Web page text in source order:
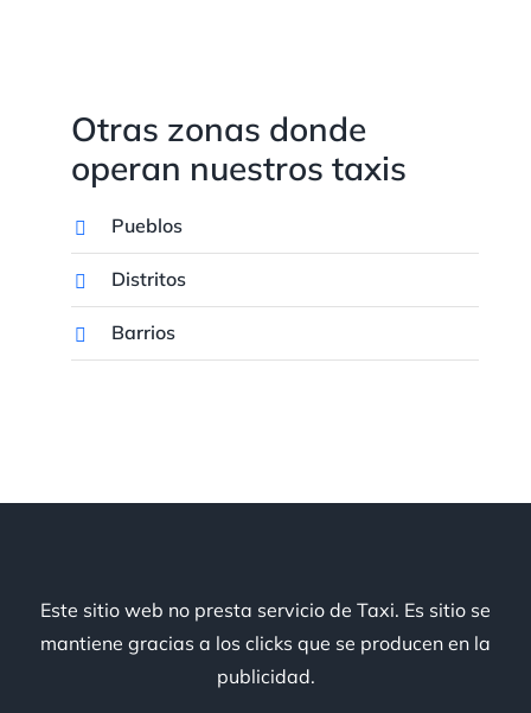
Otras zonas donde
operan nuestros taxis
Pueblos
Distritos
Barrios
Este sitio web no presta servicio de Taxi. Es sitio se
mantiene gracias a los clicks que se producen en la
publicidad.